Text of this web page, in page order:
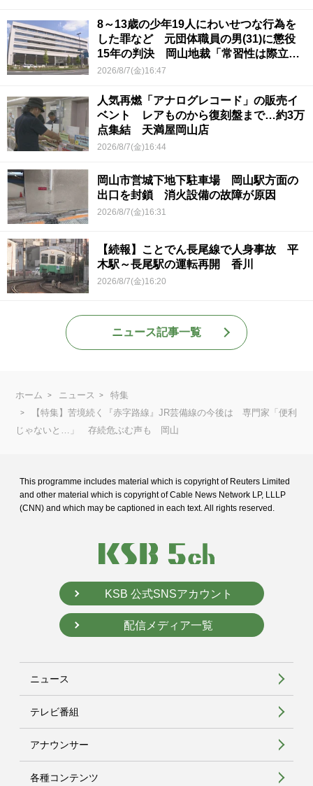
8～13歳の少年19人にわいせつな行為を
した罪など 元団体職員の男(31)に懲役
15年の判決 岡山地裁「常習性は際立っ
ていて被害結果も非常に重い」
2026/8/7(金)16:47
人気再燃「アナログレコード」の販売イ
ベント レアものから復刻盤まで…約3万
点集結 天満屋岡山店
2026/8/7(金)16:44
岡山市営城下地下駐車場 岡山駅方面の
出口を封鎖 消火設備の故障が原因
2026/8/7(金)16:31
【続報】ことでん長尾線で人身事故 平
木駅～長尾駅の運転再開 香川
2026/8/7(金)16:20
ニュース記事一覧
ホーム ニュース
特集
【特集】苦境続く『赤字路線』JR芸備線の今後は 専門家「便利
じゃないと…」 存続危ぶむ声も 岡山
This programme includes material which is copyright of Reuters Limited
and other material which is copyright of Cable News Network LP, LLLP
(CNN) and which may be captioned in each text. All rights reserved.
KSB 公式SNSアカウント
配信メディア一覧
ニュース
テレビ番組
アナウンサー
各種コンテンツ